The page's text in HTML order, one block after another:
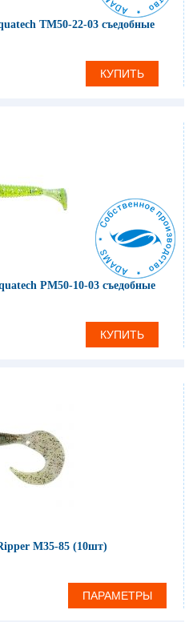
ТМ50-22-03 съедобные
КУПИТЬ
PM50-10-03 съедобные
КУПИТЬ
M35-85 (10шт)
ПАРАМЕТРЫ